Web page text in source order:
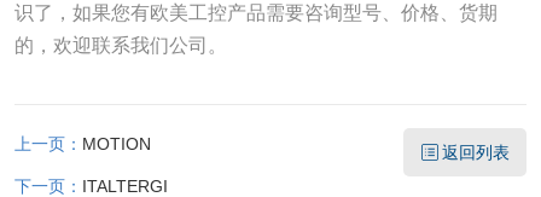
识了，如果您有欧美工控产品需要咨询型号、价格、货期
的，欢迎联系我们公司。
上一页： MOTION
下一页： ITALTERGI
返回列表